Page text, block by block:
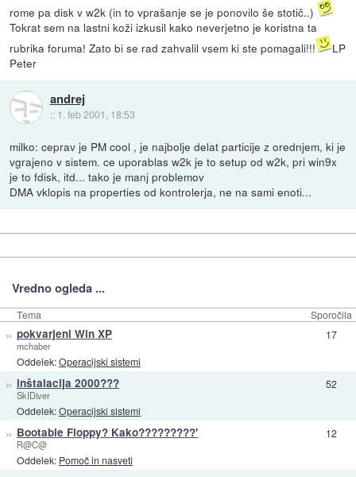
rome pa disk v w2k (in to vprašanje se je ponovilo še stotič..)
Tokrat sem na lastni koži izkusil kako neverjetno je koristna ta
rubrika foruma! Zato bi se rad zahvalil vsem ki ste pomagali!!!
LP
Peter
andrej
:: 1. feb 2001, 18:53
milko: ceprav je PM cool , je najbolje delat particije z orednjem, ki je
vgrajeno v sistem. ce uporablas w2k je to setup od w2k, pri win9x
je to fdisk, itd... tako je manj problemov
DMA vklopis na properties od kontrolerja, ne na sami enoti...
Vredno ogleda ...
Tema Sporočila
» pokvarjeni Win XP
mchaber
Oddelek:Operacijski sistemi
17
» inštalacija 2000???
SkIDiver
Oddelek:Operacijski sistemi
52
» Bootable Floppy? Kako?????????'
R@C@
Oddelek: Pomoč in nasveti
12